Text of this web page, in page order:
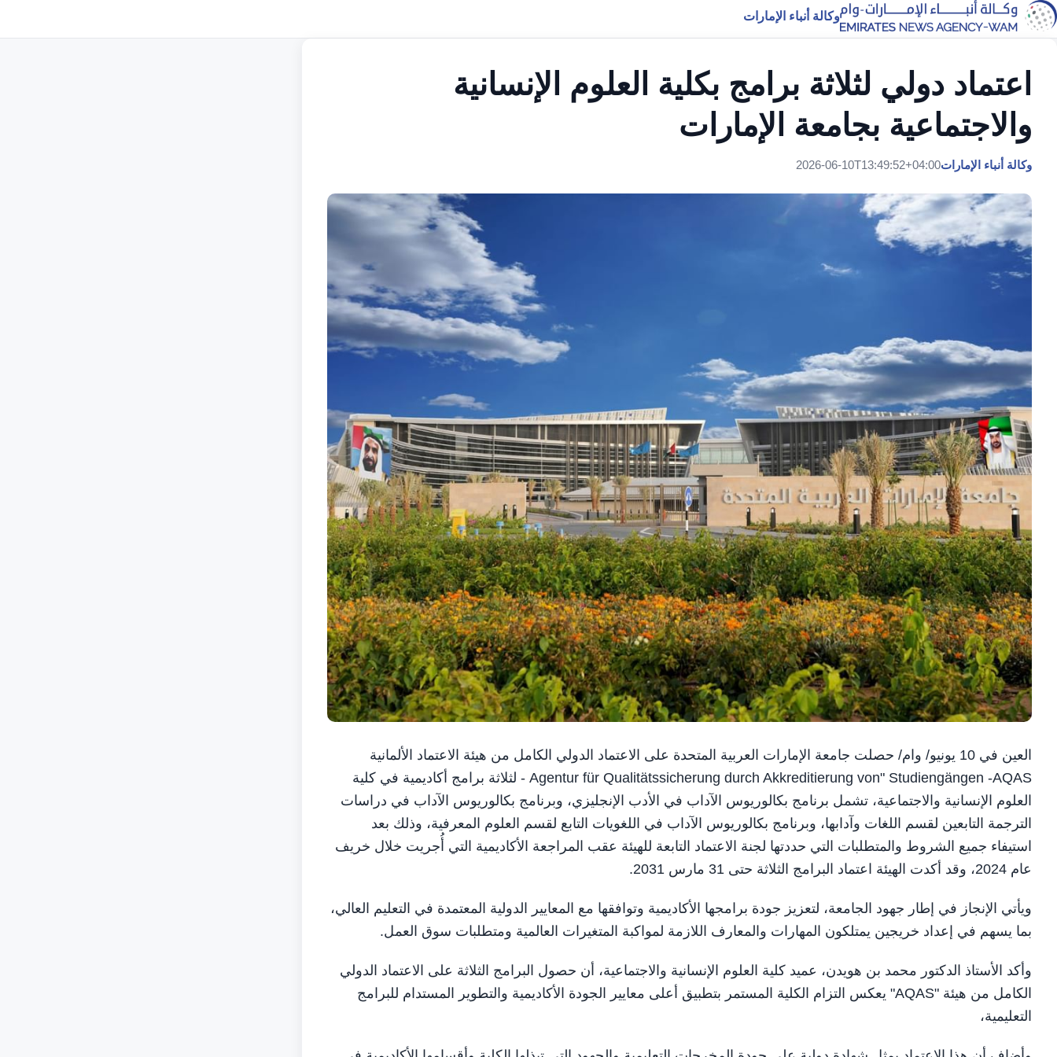
وكالة أنباء الإمارات
اعتماد دولي لثلاثة برامج بكلية العلوم الإنسانية
والاجتماعية بجامعة الإمارات
وكالة أنباء الإمارات2026-06-10T13:49:52+04:00
العين في 10 يونيو/ وام/ حصلت جامعة الإمارات العربية المتحدة على الاعتماد الدولي الكامل من هيئة الاعتماد الألمانية
Agentur für Qualitätssicherung durch Akkreditierung von" Studiengängen -AQAS - لثلاثة برامج أكاديمية في كلية
العلوم الإنسانية والاجتماعية، تشمل برنامج بكالوريوس الآداب في الأدب الإنجليزي، وبرنامج بكالوريوس الآداب في دراسات
الترجمة التابعين لقسم اللغات وآدابها، وبرنامج بكالوريوس الآداب في اللغويات التابع لقسم العلوم المعرفية، وذلك بعد
استيفاء جميع الشروط والمتطلبات التي حددتها لجنة الاعتماد التابعة للهيئة عقب المراجعة الأكاديمية التي أُجريت خلال خريف
عام 2024، وقد أكدت الهيئة اعتماد البرامج الثلاثة حتى 31 مارس 2031.
ويأتي الإنجاز في إطار جهود الجامعة، لتعزيز جودة برامجها الأكاديمية وتوافقها مع المعايير الدولية المعتمدة في التعليم العالي،
بما يسهم في إعداد خريجين يمتلكون المهارات والمعارف اللازمة لمواكبة المتغيرات العالمية ومتطلبات سوق العمل.
وأكد الأستاذ الدكتور محمد بن هويدن، عميد كلية العلوم الإنسانية والاجتماعية، أن حصول البرامج الثلاثة على الاعتماد الدولي
الكامل من هيئة "AQAS" يعكس التزام الكلية المستمر بتطبيق أعلى معايير الجودة الأكاديمية والتطوير المستدام للبرامج
التعليمية،